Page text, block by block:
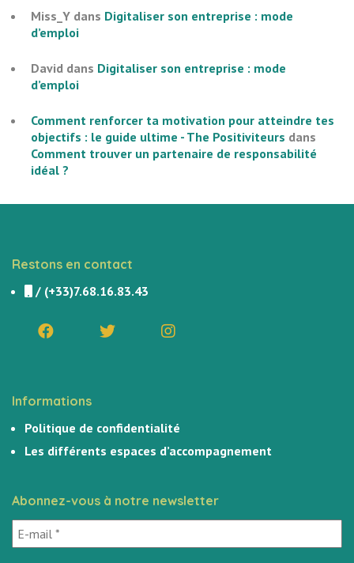
Miss_Y dans Digitaliser son entreprise : mode
d’emploi
David dans Digitaliser son entreprise : mode
d’emploi
Comment renforcer ta motivation pour atteindre tes
objectifs : le guide ultime - The Positiviteurs dans
Comment trouver un partenaire de responsabilité
idéal ?
Restons en contact
/ (+33)7.68.16.83.43
Informations
Politique de confidentialité
Les différents espaces d’accompagnement
Abonnez-vous à notre newsletter